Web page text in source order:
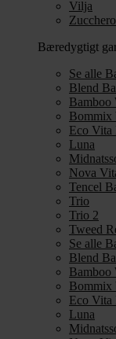
Vilja
Bæredygtigt
Se alle
Blend
Bamboo
Bommix
Eco Vita
Luna
Nova
Tencel
Trio
Trio 2
Tweed
Se alle
Blend
Bamboo
Bommix
Eco Vita
Luna